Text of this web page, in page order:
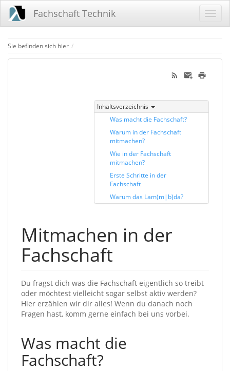
Fachschaft Technik
Sie befinden sich hier
Inhaltsverzeichnis
Was macht die Fachschaft?
Warum in der Fachschaft
mitmachen?
Wie in der Fachschaft
mitmachen?
Erste Schritte in der
Fachschaft
Warum das Lam(m|b)da?
Mitmachen in der
Fachschaft
Du fragst dich was die Fachschaft eigentlich so treibt
oder möchtest vielleicht sogar selbst aktiv werden?
Hier erzählen wir dir alles! Wenn du danach noch
Fragen hast, komm gerne einfach bei uns vorbei.
Was macht die
Fachschaft?